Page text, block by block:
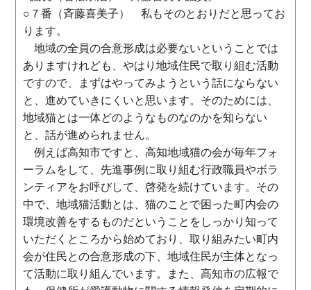
○７番（斉藤喜美子） 私もそのとおりだと思ってお
ります。
地域の全員の合意形成は必要ないということでは
ありますけれども、やはり地域住民で取り組む活動
ですので、まずはやってみようという話にならない
と、進めていきにくいと思います。そのためには、
地域猫とは一体どのようなものなのかを知らない
と、話が進められません。
例えば高知市ですと、高知地域猫の会が毎年フォ
ーラムをして、先進事例に取り組む行政職員やボラ
ンティアをお呼びして、啓発を続けています。その
中で、地域猫活動とは、猫のことで困った町内会の
環境改善をするものだということをしっかり知って
いただくところから始めており、取り組みたい町内
会が住民との合意形成の下、地域住民が主体となっ
て活動に取り組んでいます。また、高知市の広報で